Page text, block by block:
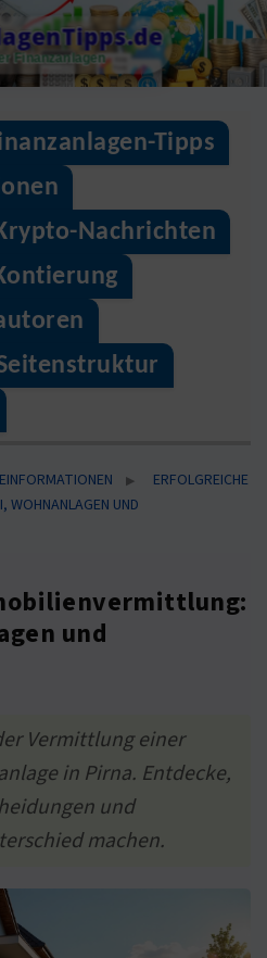
Finanzanlagen
Tipps
Nachrichten
▶
ERFOLGREICHE
WOHNANLAGEN UND
und
Vermittlung einer
in Pirna. Entdecke,
und
machen.